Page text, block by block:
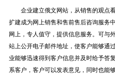
企业建立俄文网站，从销售的观点看
扩建成为网上销售和售前售后咨询服务
网上，专人值守，提供信息服务。可与
站上公开电子邮件地址，使客户能够通
业能够迅速得到客户信息并及时给予答
系客户，客户可以发表意见，同时也能